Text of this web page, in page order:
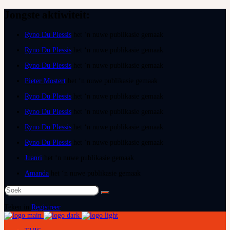
Ryno Du Plessis
Ryno Du Plessis
Ryno Du Plessis
Pieter Mostert
Ryno Du Plessis
Ryno Du Plessis
Ryno Du Plessis
Ryno Du Plessis
Juanri
Amanda
Soek
na:
Registreer